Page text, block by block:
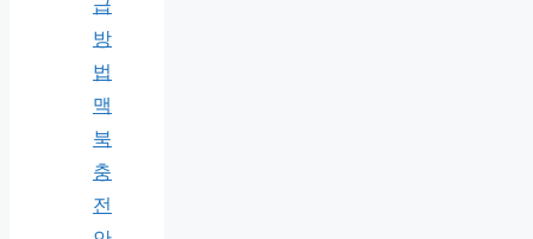
급
방
법
맥
북
충
전